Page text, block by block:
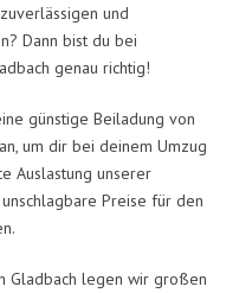
und
Dann bist du bei
genau richtig!
günstige Beiladung von
um dir bei deinem Umzug
Auslastung unserer
Preise für den
Gladbach legen wir großen